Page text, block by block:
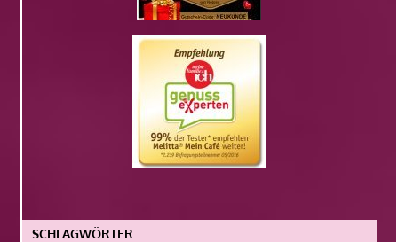
SCHLAGWÖRTER